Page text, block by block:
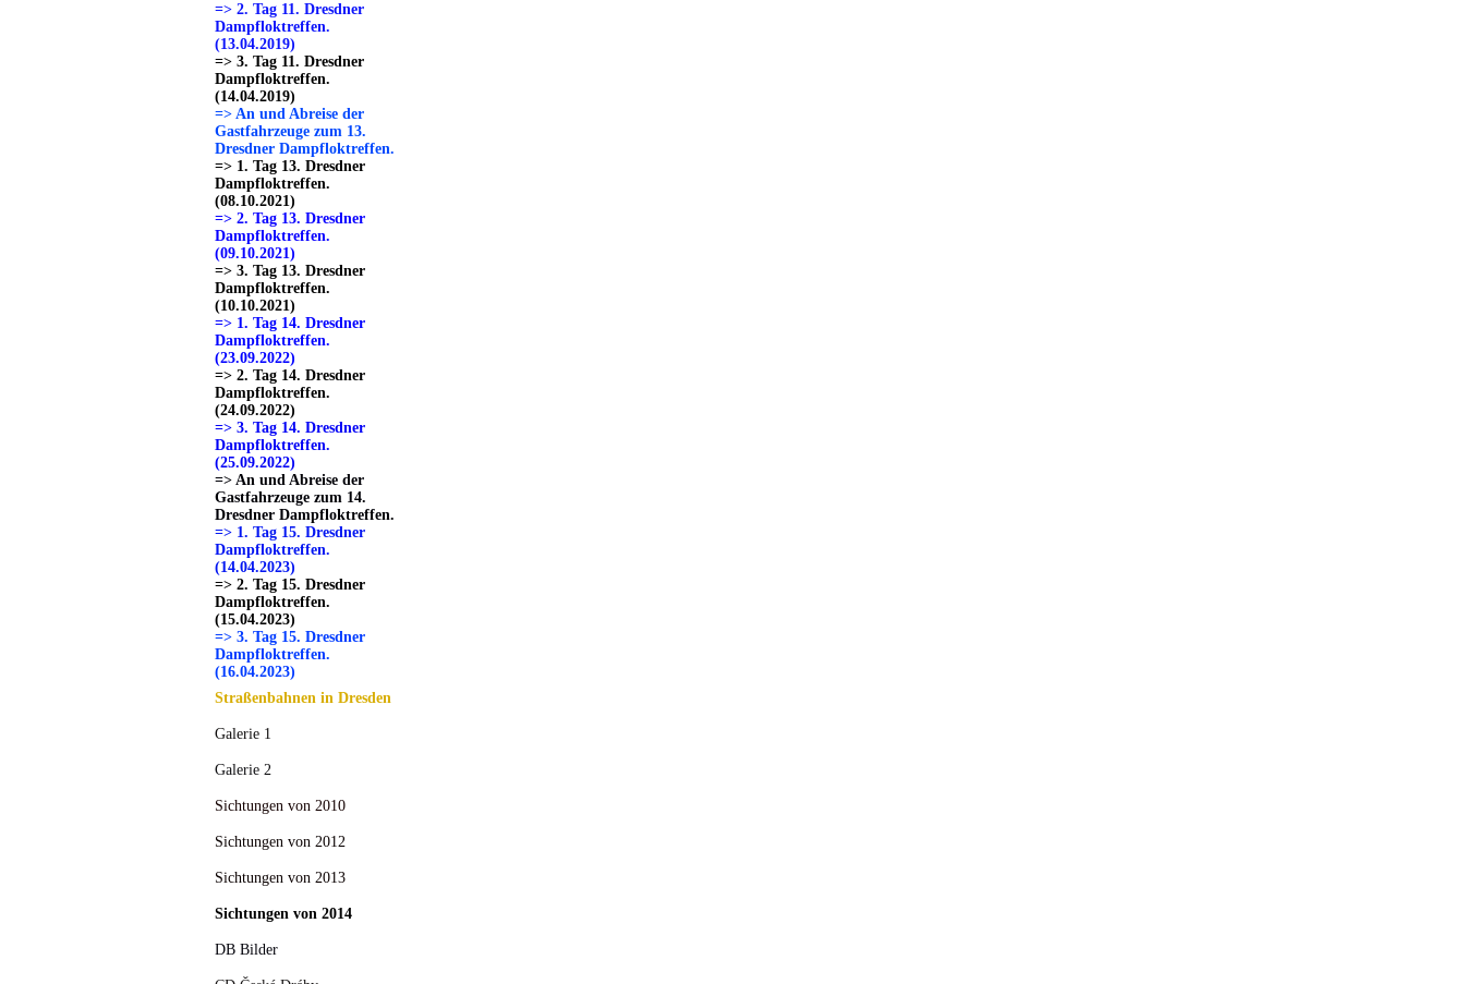
=> 2. Tag 11. Dresdner
Dampfloktreffen.
(13.04.2019)
=> 3. Tag 11. Dresdner
Dampfloktreffen.
(14.04.2019)
=> An und Abreise der
Gastfahrzeuge zum 13.
Dresdner Dampfloktreffen.
=> 1. Tag 13. Dresdner
Dampfloktreffen.
(08.10.2021)
=> 2. Tag 13. Dresdner
Dampfloktreffen.
(09.10.2021)
=> 3. Tag 13. Dresdner
Dampfloktreffen.
(10.10.2021)
=> 1. Tag 14. Dresdner
Dampfloktreffen.
(23.09.2022)
=> 2. Tag 14. Dresdner
Dampfloktreffen.
(24.09.2022)
=> 3. Tag 14. Dresdner
Dampfloktreffen.
(25.09.2022)
=> An und Abreise der
Gastfahrzeuge zum 14.
Dresdner Dampfloktreffen.
=> 1. Tag 15. Dresdner
Dampfloktreffen.
(14.04.2023)
=> 2. Tag 15. Dresdner
Dampfloktreffen.
(15.04.2023)
=> 3. Tag 15. Dresdner
Dampfloktreffen.
(16.04.2023)
Straßenbahnen in Dresden
Galerie 1
Galerie 2
Sichtungen von 2010
Sichtungen von 2012
Sichtungen von 2013
Sichtungen von 2014
DB Bilder